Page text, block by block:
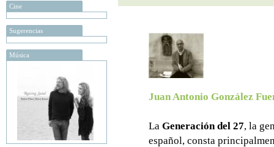
Cine
Sugerencias
Música
Juan Antonio González
La Generación del 27, la
español, consta